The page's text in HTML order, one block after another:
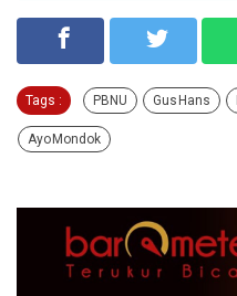
Tags : PBNU Gus Hans
Ayo Mondok